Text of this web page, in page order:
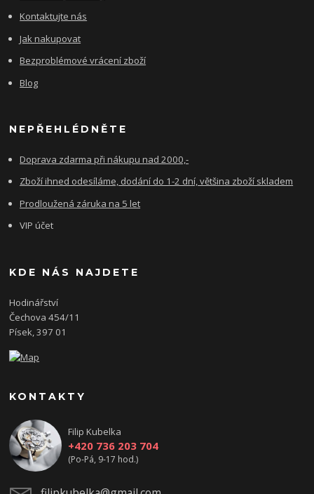
Kontaktujte nás
Jak nakupovat
Bezproblémové vrácení zboží
Blog
NEPŘEHLÉDNĚTE
Doprava zdarma při nákupu nad 2000,-
Zboží ihned odesíláme, dodání do 1-2 dní, většina zboží skladem
Prodloužená záruka na 5 let
VIP účet
KDE NÁS NAJDETE
Hodinářství
Čechova 454/11
Písek, 397 01
KONTAKTY
Filip Kubelka
+420 736 203 704
(Po-Pá, 9-17 hod.)